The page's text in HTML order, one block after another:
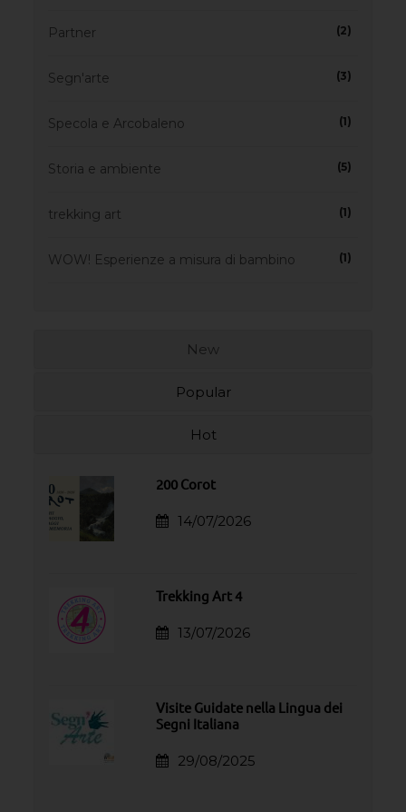
Partner (2)
Segn'arte (3)
Specola e Arcobaleno (1)
Storia e ambiente (5)
trekking art (1)
WOW! Esperienze a misura di bambino (1)
New
Popular
Hot
200 Corot
14/07/2026
Trekking Art 4
13/07/2026
Visite Guidate nella Lingua dei
Segni Italiana
29/08/2025